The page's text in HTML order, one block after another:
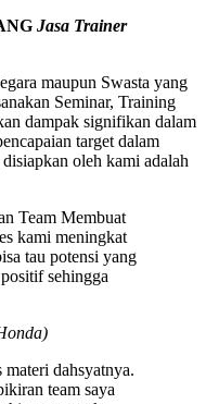
Jasa Trainer
maupun Swasta yang
Seminar, Training
dampak signifikan dalam
target dalam
oleh kami adalah
Team Membuat
kami meningkat
tau potensi yang
sehingga
dahsyatnya.
team saya